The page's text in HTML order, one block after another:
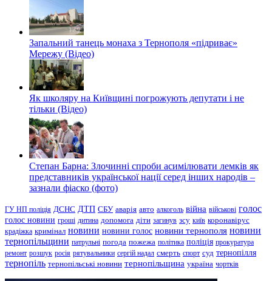
Запальний танець монаха з Тернополя «підриває»
Мережу (Відео)
Як школяру на Київщині погрожують депутати і не
тільки (Відео)
Степан Барна: Злочинні спроби асимілювати лемків як
представників української нації серед інших народів –
зазнали фіаско (фото)
ГУ НП поліція ДСНС ДТП СБУ аварія авто алкоголь війна військові голос
голос новини гроші дитина допомога діти загинув зсу київ коронавірус
крадіжка кримінал новини новини голос новини тернополя новини
тернопільщини патрульні погода пожежа політика поліція прокуратура
ремонт розшук росія рятувальники сергій надал смерть спорт суд тернопілля
тернопіль тернопільські новини тернопільщина україна чортків